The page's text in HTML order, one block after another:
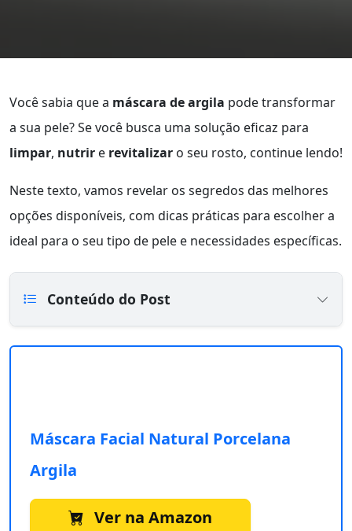
Você sabia que a máscara de argila pode transformar
a sua pele? Se você busca uma solução eficaz para
limpar, nutrir e revitalizar o seu rosto, continue lendo!
Neste texto, vamos revelar os segredos das melhores
opções disponíveis, com dicas práticas para escolher a
ideal para o seu tipo de pele e necessidades específicas.
Conteúdo do Post
Máscara Facial Natural Porcelana
Argila
Ver na Amazon